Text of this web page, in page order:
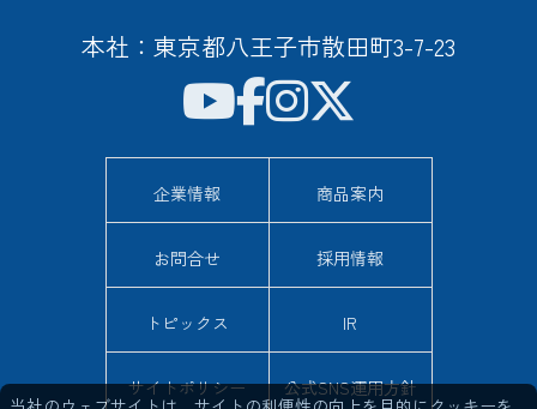
本社：東京都八王子市散田町3-7-23
企業情報 商品案内
お問合せ 採用情報
トピックス IR
サイトポリシー 公式SNS運用方針